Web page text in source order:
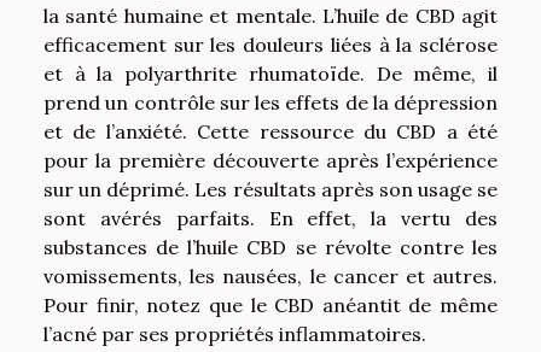
la santé humaine et mentale. L’huile de CBD agit
efficacement sur les douleurs liées à la sclérose
et à la polyarthrite rhumatoïde. De même, il
prend un contrôle sur les effets de la dépression
et de l’anxiété. Cette ressource du CBD a été
pour la première découverte après l’expérience
sur un déprimé. Les résultats après son usage se
sont avérés parfaits. En effet, la vertu des
substances de l’huile CBD se révolte contre les
vomissements, les nausées, le cancer et autres.
Pour finir, notez que le CBD anéantit de même
l’acné par ses propriétés inflammatoires.